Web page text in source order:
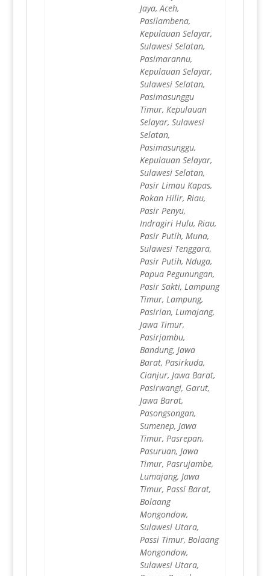
Jaya, Aceh,
Pasilambena,
Kepulauan Selayar,
Sulawesi Selatan,
Pasimarannu,
Kepulauan Selayar,
Sulawesi Selatan,
Pasimasunggu
Timur, Kepulauan
Selayar, Sulawesi
Selatan,
Pasimasunggu,
Kepulauan Selayar,
Sulawesi Selatan,
Pasir Limau Kapas,
Rokan Hilir, Riau,
Pasir Penyu,
Indragiri Hulu, Riau,
Pasir Putih, Muna,
Sulawesi Tenggara,
Pasir Putih, Nduga,
Papua Pegunungan,
Pasir Sakti, Lampung
Timur, Lampung,
Pasirian, Lumajang,
Jawa Timur,
Pasirjambu,
Bandung, Jawa
Barat, Pasirkuda,
Cianjur, Jawa Barat,
Pasirwangi, Garut,
Jawa Barat,
Pasongsongan,
Sumenep, Jawa
Timur, Pasrepan,
Pasuruan, Jawa
Timur, Pasrujambe,
Lumajang, Jawa
Timur, Passi Barat,
Bolaang
Mongondow,
Sulawesi Utara,
Passi Timur, Bolaang
Mongondow,
Sulawesi Utara,